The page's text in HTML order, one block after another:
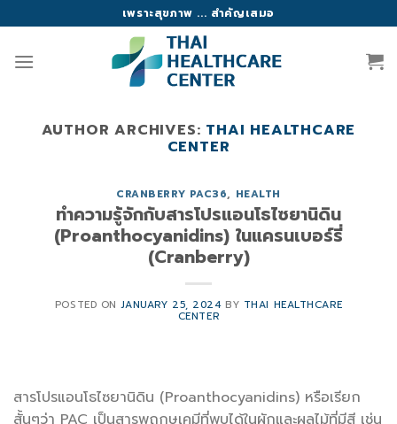
to
content
เพราะสุขภาพ ... สำคัญเสมอ
AUTHOR ARCHIVES: THAI HEALTHCARE
CENTER
CRANBERRY PAC36, HEALTH
ทำความรู้จักกับสารโปรแอนโธไซยานิดิน
(Proanthocyanidins) ในแครนเบอร์รี่
(Cranberry)
POSTED ONJANUARY 25, 2024 BY THAI HEALTHCARE
CENTER
สารโปรแอนโธไซยานิดิน (Proanthocyanidins) หรือเรียก
สั้นๆว่า PAC เป็นสารพฤกษเคมีที่พบได้ในผักและผลไม้ที่มีสี เช่น